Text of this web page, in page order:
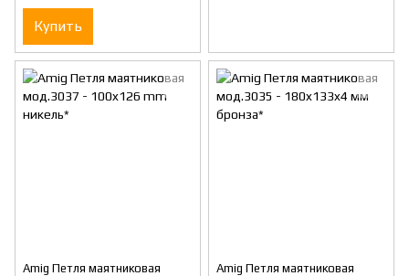
Купить
Amig Петля маятниковая
Amig Петля маятниковая